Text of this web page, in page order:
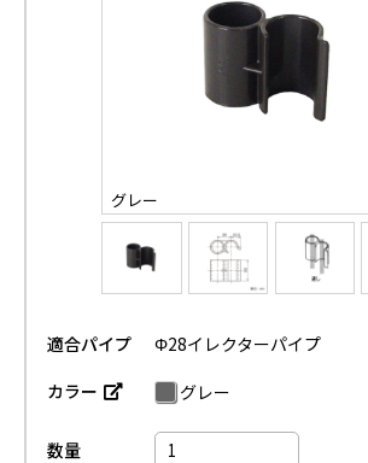
グレー
適合パイプ
Φ28イレクターパイプ
カラー
グレー
数量